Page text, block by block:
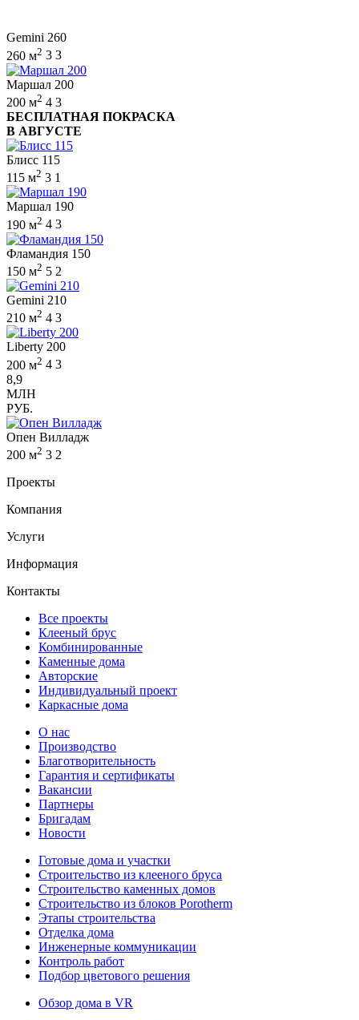
Gemini 260
260 м2 3 3
Маршал 200
200 м2 4 3
БЕСПЛАТНАЯ ПОКРАСКА
В АВГУСТЕ
Блисс 115
115 м2 3 1
Маршал 190
190 м2 4 3
Фламандия 150
150 м2 5 2
Gemini 210
210 м2 4 3
Liberty 200
200 м2 4 3
8,9
МЛН
РУБ.
Опен Вилладж
200 м2 3 2
Проекты
Компания
Услуги
Информация
Контакты
Все проекты
Клееный брус
Комбинированные
Каменные дома
Авторские
Индивидуальный проект
Каркасные дома
О нас
Производство
Благотворительность
Гарантия и сертификаты
Вакансии
Партнеры
Бригадам
Новости
Готовые дома и участки
Строительство из клееного бруса
Строительство каменных домов
Строительство из блоков Porotherm
Этапы строительства
Отделка дома
Инженерные коммуникации
Контроль работ
Подбор цветового решения
Обзор дома в VR